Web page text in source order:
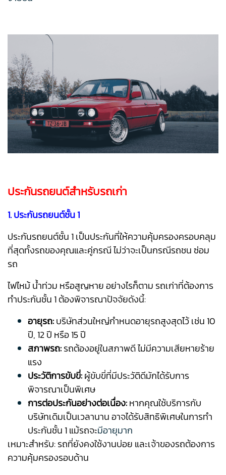
ประกันรถยนต์สำหรับรถเก่า
1. ประกันรถยนต์ชั้น 1
ประกันรถยนต์ชั้น 1 เป็นประกันที่ให้ความคุ้มครองครอบคลุม
ที่สุดทั้งรถของคุณและคู่กรณี ไม่ว่าจะเป็นกรณีรถชน ซ่อม
รถ
ไฟไหม้ น้ำท่วม หรือสูญหาย อย่างไรก็ตาม รถเก่าที่ต้องการ
ทำประกันชั้น 1 ต้องพิจารณาปัจจัยดังนี้:
อายุรถ:บริษัทส่วนใหญ่กำหนดอายุรถสูงสุดไว้ เช่น 10
ปี, 12 ปี หรือ 15 ปี
สภาพรถ:รถต้องอยู่ในสภาพดี ไม่มีความเสียหายร้าย
แรง
ประวัติการขับขี่:ผู้ขับขี่ที่มีประวัติดีมักได้รับการ
พิจารณาเป็นพิเศษ
การต่อประกันอย่างต่อเนื่อง:หากคุณใช้บริการกับ
บริษัทเดิมเป็นเวลานาน อาจได้รับสิทธิพิเศษในการทำ
ประกันชั้น 1 แม้รถจะมีอายุมาก
เหมาะสำหรับ: รถที่ยังคงใช้งานบ่อย และเจ้าของรถต้องการ
ความคุ้มครองรอบด้าน